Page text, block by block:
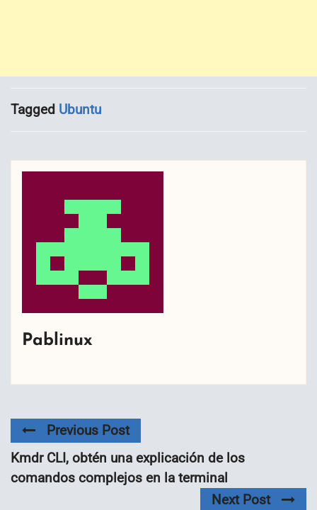
Tagged Ubuntu
Pablinux
Previous Post
Kmdr CLI, obtén una explicación de los
comandos complejos en la terminal
Next Post